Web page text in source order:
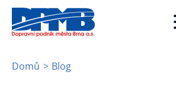
Přejít
hlavnímu
Domů Blog